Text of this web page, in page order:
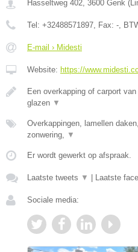
Hasseltweg 402, 3600 Genk (
Tel: +32488571897, Fax: -,
E-mail › Midesti
Website: https://
Een overkapping of carport
glazen ▼
Overkappingen, lamellen
zonwering, ▼
Er wordt gewerkt op afspraak.
Laatste tweets ▼ Laatste
Sociale media: